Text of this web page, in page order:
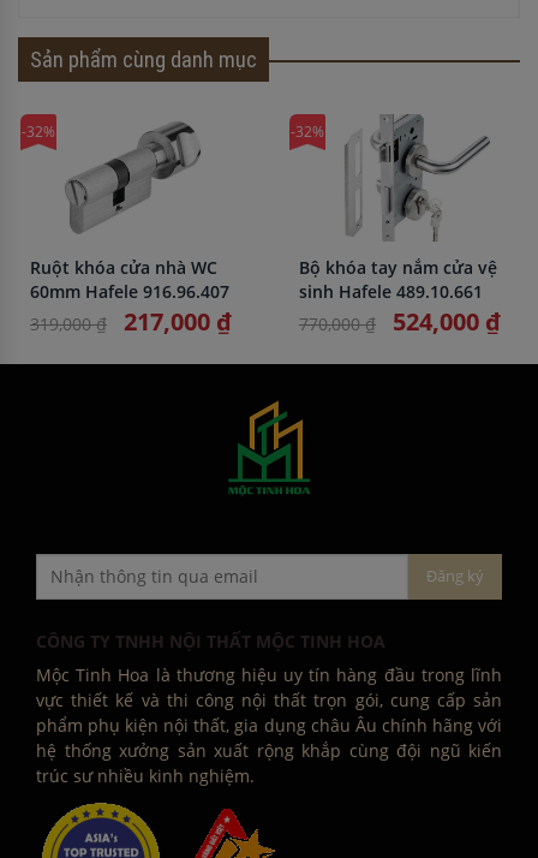
Sản phẩm cùng danh mục
-32%
Ruột khóa cửa nhà WC
60mm Hafele 916.96.407
319,000 ₫
217,000 ₫
-32%
Bộ khóa tay nắm cửa vệ
sinh Hafele 489.10.661
770,000 ₫
524,000 ₫
CÔNG TY TNHH NỘI THẤT MỘC TINH HOA
Mộc Tinh Hoa là thương hiệu uy tín hàng đầu trong lĩnh
vực thiết kế và thi công nội thất trọn gói, cung cấp sản
phẩm phụ kiện nội thất, gia dụng châu Âu chính hãng với
hệ thống xưởng sản xuất rộng khắp cùng đội ngũ kiến
trúc sư nhiều kinh nghiệm.